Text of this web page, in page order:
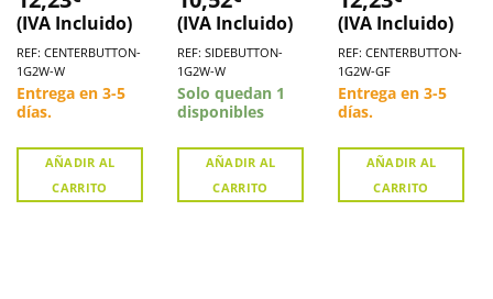
(CENTERBUTTON-
1G2W-W)
(IVA Incluido)
REF: CENTERBUTTON-
1G2W-W
Entrega en 3-5
días.
AÑADIR AL
CARRITO
(SIDEBUTTON-
1G2W-W)
(IVA Incluido)
REF: SIDEBUTTON-
1G2W-W
Solo quedan 1
disponibles
AÑADIR AL
CARRITO
(CENTERBUTTON-
1G2W-GF)
(IVA Incluido)
REF: CENTERBUTTON-
1G2W-GF
Entrega en 3-5
días.
AÑADIR AL
CARRITO